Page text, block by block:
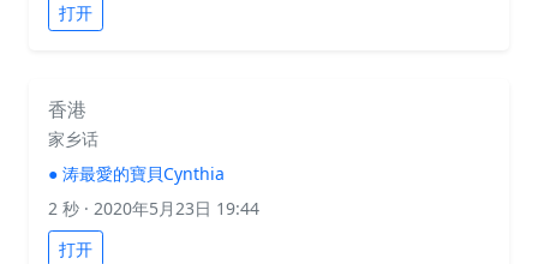
打开
香港
家乡话
● 涛最愛的寶貝Cynthia
2 秒 · 2020年5月23日 19:44
打开